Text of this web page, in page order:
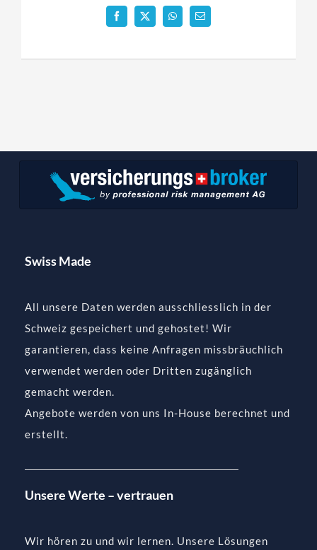
Facebook
X WhatsAppEmail
Swiss Made
All unsere Daten werden ausschliesslich in der
Schweiz gespeichert und gehostet! Wir
garantieren, dass keine Anfragen missbräuchlich
verwendet werden oder Dritten zugänglich
gemacht werden.
Angebote werden von uns In-House berechnet und
erstellt.
Unsere Werte – vertrauen
Wir hören zu und wir lernen. Unsere Lösungen